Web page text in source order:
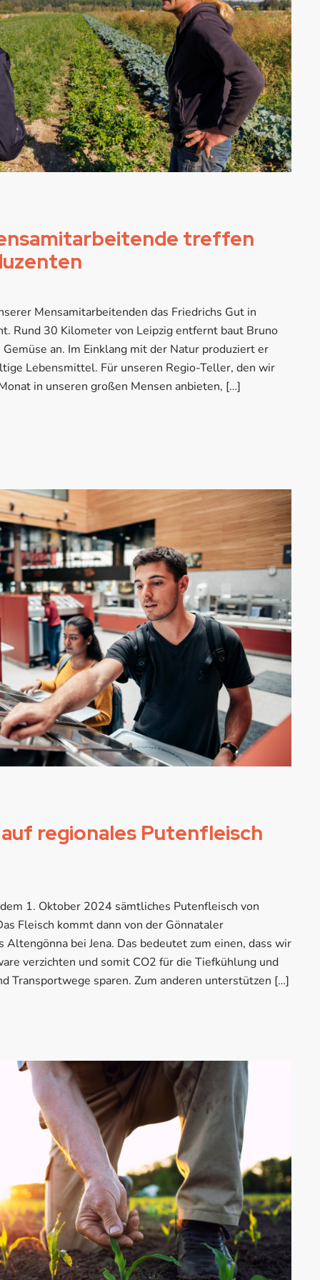
treffen
Mensamitarbeitenden das Friedrichs Gut in
Rund 30 Kilometer von Leipzig entfernt baut Bruno
an. Im Einklang mit der Natur produziert er
Lebensmittel. Für unseren Regio-Teller, den wir
in unseren großen Mensen anbieten, […]
regionales Putenfleisch
1. Oktober 2024 sämtliches Putenfleisch von
Fleisch kommt dann von der Gönnataler
Altengönna bei Jena. Das bedeutet zum einen, dass wir
verzichten und somit CO2 für die Tiefkühlung und
Transportwege sparen. Zum anderen unterstützen […]